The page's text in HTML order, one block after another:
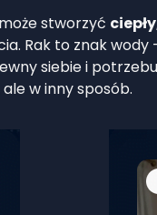
stworzyć
Rak to znak
siebie i
w inny sposób.